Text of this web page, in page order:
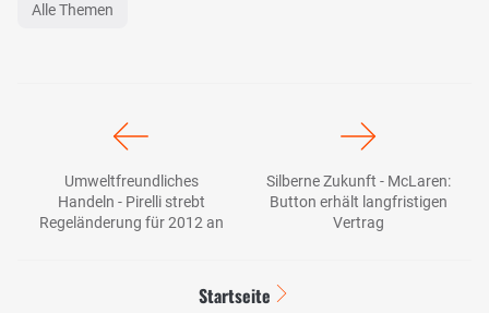
Alle Themen
Umweltfreundliches
Handeln - Pirelli strebt
Regeländerung für 2012 an
Silberne Zukunft - McLaren:
Button erhält langfristigen
Vertrag
Startseite